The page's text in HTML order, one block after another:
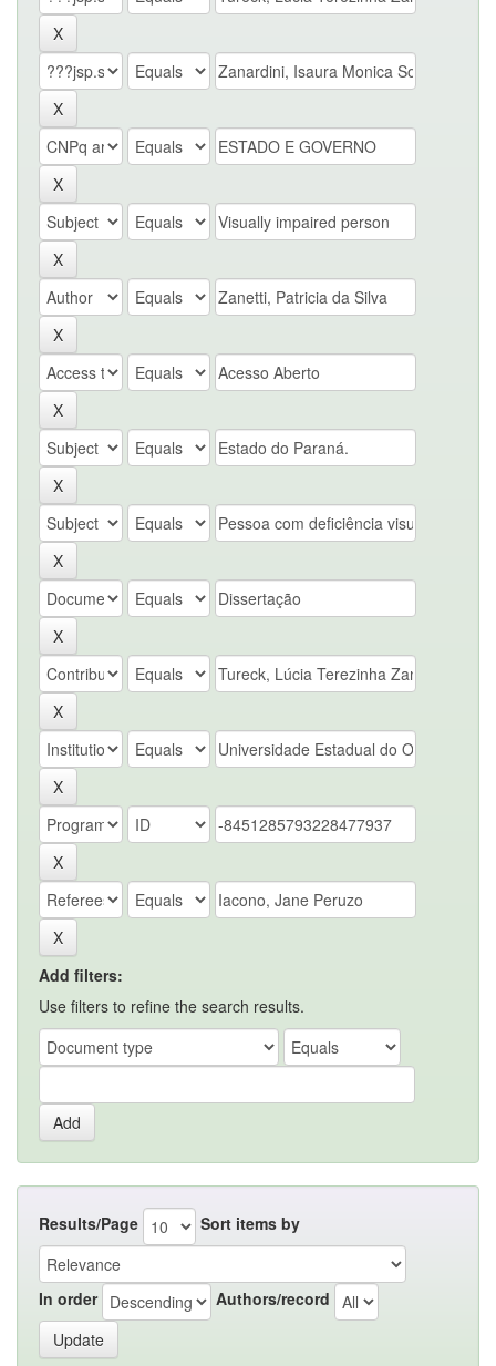
Add filters:
Use filters to refine the search results.
Results/Page Sort items by
In order Authors/record